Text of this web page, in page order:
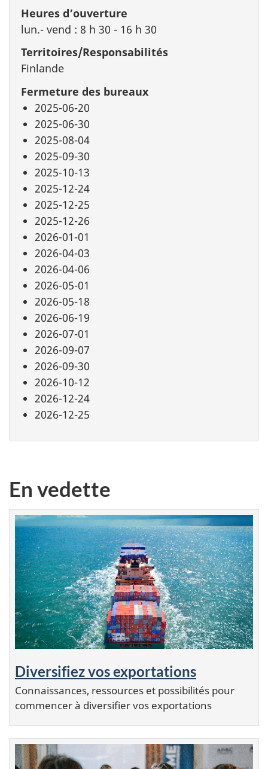
Heures d’ouverture
lun.- vend : 8 h 30 - 16 h 30
Territoires/Responsabilités
Finlande
Fermeture des bureaux
2025-06-20
2025-06-30
2025-08-04
2025-09-30
2025-10-13
2025-12-24
2025-12-25
2025-12-26
2026-01-01
2026-04-03
2026-04-06
2026-05-01
2026-05-18
2026-06-19
2026-07-01
2026-09-07
2026-09-30
2026-10-12
2026-12-24
2026-12-25
En vedette
Diversifiez vos exportations
Connaissances, ressources et possibilités pour
commencer à diversifier vos exportations